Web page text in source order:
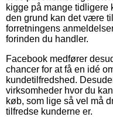
kigge på mange tidligere
den grund kan det være
forretningens
forinden du handler.
Facebook medfører
chancer for at få en idé
kundetilfredshed.
virksomheder hvor du
køb, som lige så vel må
tilfredse kunderne er.